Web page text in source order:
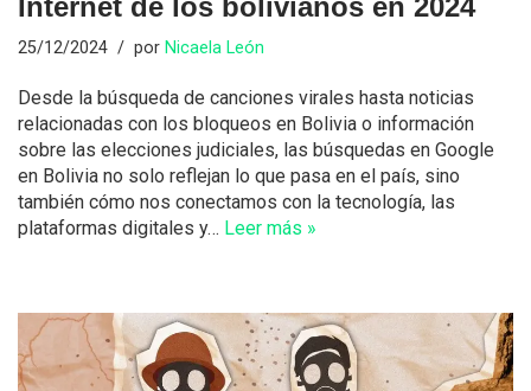
Internet de los bolivianos en 2024
25/12/2024 por Nicaela León
Desde la búsqueda de canciones virales hasta noticias
relacionadas con los bloqueos en Bolivia o información
sobre las elecciones judiciales, las búsquedas en Google
en Bolivia no solo reflejan lo que pasa en el país, sino
también cómo nos conectamos con la tecnología, las
plataformas digitales y… Leer más »